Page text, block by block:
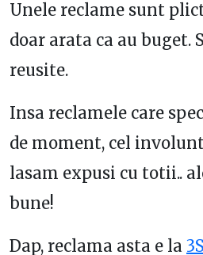
Unele reclame sunt
doar arata ca au buget.
reusite.
Insa reclamele care
de moment, cel
lasam expusi cu totii..
bune!
Dap, reclama asta e la